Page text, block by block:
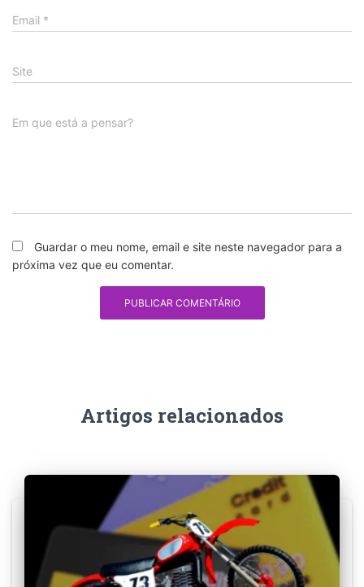
Email *
Site
Em que está a pensar?
Guardar o meu nome, email e site neste navegador para a
próxima vez que eu comentar.
Artigos relacionados